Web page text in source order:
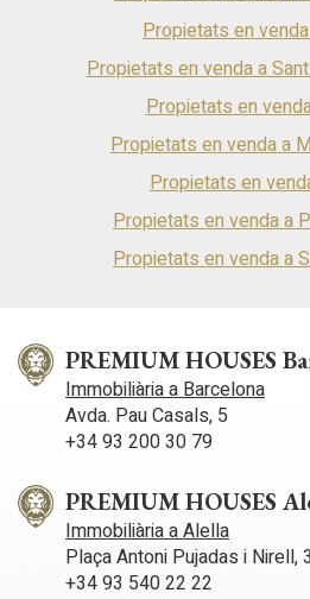
Propietats en
Propietats en venda a
Propietats en
Propietats en venda a
Propietats en
Propietats en venda a
Propietats en venda a
PREMIUM HOUSES
Immobiliària a Barcelona
Avda. Pau Casals, 5
+34 93 200 30 79
PREMIUM HOUSES
Immobiliària a Alella
Plaça Antoni Pujadas i Nirell, 3
+34 93 540 22 22